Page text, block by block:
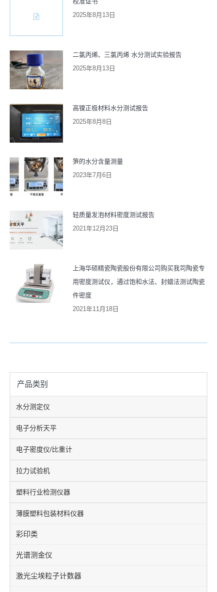
2025年8月13日
二氯丙烯、三氯丙烯 水分测试实验报告
2025年8月13日
高镍正极材料水分测试报告
2025年8月8日
笋的水分含量测量
2023年7月6日
轻质量发泡材料密度测试报告
2021年12月23日
上海华硕精瓷陶瓷股份有限公司购买我司陶瓷专
用密度测试仪，通过饱和水法、封蜡法测试陶瓷
件密度
2021年11月18日
产品类别
水分测定仪
电子分析天平
电子密度仪/比重计
拉力试验机
塑料行业检测仪器
薄膜塑料包装材料仪器
彩印类
光谱测金仪
激光尘埃粒子计数器